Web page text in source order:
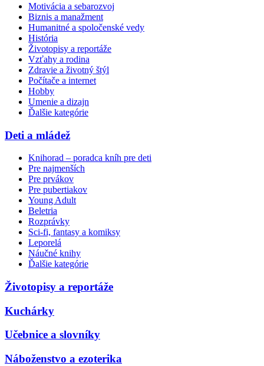
Motivácia a sebarozvoj
Biznis a manažment
Humanitné a spoločenské vedy
História
Životopisy a reportáže
Vzťahy a rodina
Zdravie a životný štýl
Počítače a internet
Hobby
Umenie a dizajn
Ďalšie kategórie
Deti a mládež
Knihorad – poradca kníh pre deti
Pre najmenších
Pre prvákov
Pre pubertiakov
Young Adult
Beletria
Rozprávky
Sci-fi, fantasy a komiksy
Leporelá
Náučné knihy
Ďalšie kategórie
Životopisy a reportáže
Kuchárky
Učebnice a slovníky
Náboženstvo a ezoterika